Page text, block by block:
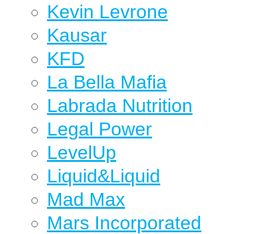
Kevin Levrone
Kausar
KFD
La Bella Mafia
Labrada Nutrition
Legal Power
LevelUp
Liquid&Liquid
Mad Max
Mars Incorporated